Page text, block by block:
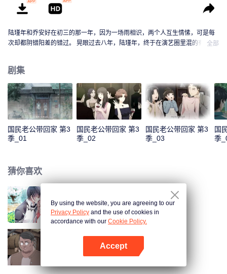
陆瑾年和乔安好在初三的那一年，因为一场雨相识，两个人互生情愫，可是每
次却都阴错阳差的错过。 晃眼过去八年，陆瑾年，终于在演艺圈里混的有了起
族企业，曾经互相暗恋的两个人，再次重逢，并开始扮演假未婚夫妻。两人的
关系却因之前的误会处于冰封状态。直到陆瑾年两人互相坦露心迹，重修旧
好。 两人的感情因一次又一次的误会和旁人的阻隔而生隙，直到最后乔安好知
道真相……
全部
剧集
国民老公带回家 第3
季_01
国民老公带回家 第3
季_02
国民老公带回家 第3
季_03
国
季
猜你喜欢
国民老公带回家 第1季
国民老公带回家 第4季
By using the website, you are agreeing to our
Privacy Policy and the use of cookies in
accordance with our Cookie Policy.
Accept